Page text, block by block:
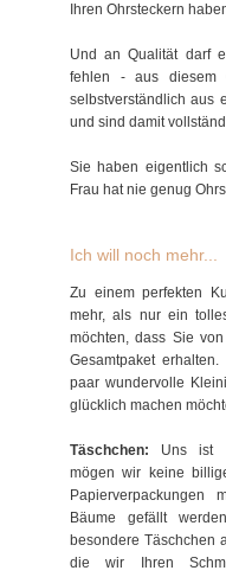
Ihren Ohrsteckern
Und an Qualität darf
fehlen - aus diesem
selbstverständlich aus
und sind damit
Sie haben eigentlich
Frau hat nie genug
Ich will noch mehr...
Zu einem perfekten
mehr, als nur ein
möchten, dass Sie
Gesamtpaket
paar wundervolle
glücklich machen
Täschchen: Uns ist
mögen wir keine
Papierverpackungen
Bäume gefällt
besondere Täschchen
die wir Ihren